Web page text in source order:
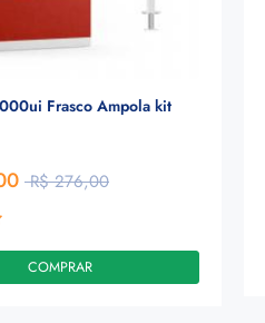
Frasco Ampola kit
R$ 276,00
COMPRAR